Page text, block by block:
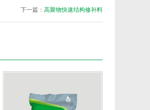
下一篇： 高聚物快速结构修补料